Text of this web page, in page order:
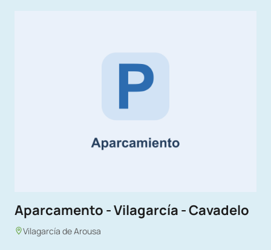
Aparcamento - Vilagarcía - Cavadelo
Vilagarcía de Arousa